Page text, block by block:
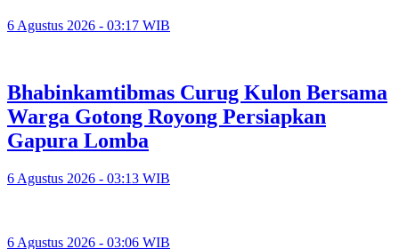
6 Agustus 2026 - 03:17 WIB
Bhabinkamtibmas Curug Kulon Bersama
Warga Gotong Royong Persiapkan
Gapura Lomba
6 Agustus 2026 - 03:13 WIB
6 Agustus 2026 - 03:06 WIB